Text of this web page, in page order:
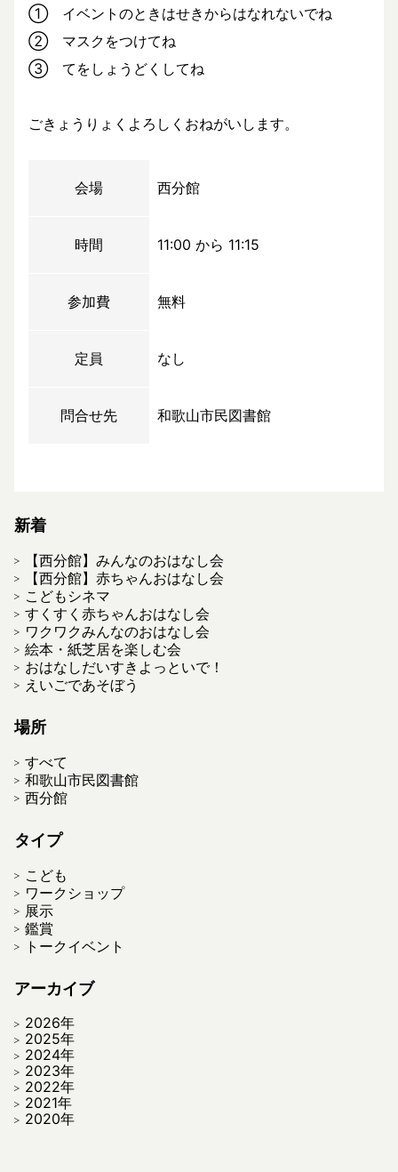
① イベントのときはせきからはなれないでね
② マスクをつけてね
③ てをしょうどくしてね
ごきょうりょくよろしくおねがいします。
会場 西分館
時間 11:00 から 11:15
参加費 無料
定員 なし
問合せ先 和歌山市民図書館
新着
【西分館】みんなのおはなし会
【西分館】赤ちゃんおはなし会
こどもシネマ
すくすく赤ちゃんおはなし会
ワクワクみんなのおはなし会
絵本・紙芝居を楽しむ会
おはなしだいすきよっといで！
えいごであそぼう
場所
すべて
和歌山市民図書館
西分館
タイプ
こども
ワークショップ
展示
鑑賞
トークイベント
アーカイブ
2026年
2025年
2024年
2023年
2022年
2021年
2020年